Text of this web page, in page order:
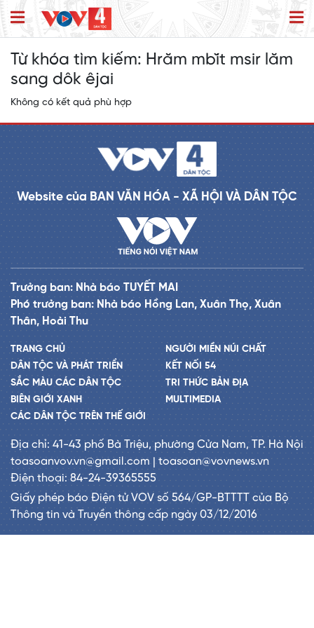
Từ khóa tìm kiếm: Hrăm mbĭt msir lăm
sang dôk êjai
Không có kết quả phù hợp
Website của BAN VĂN HÓA - XÃ HỘI VÀ DÂN TỘC
Trưởng ban: Nhà báo TUYẾT MAI
Phó trưởng ban: Nhà báo Hồng Lan, Xuân Thọ, Xuân
Thân, Hoài Thu
TRANG CHỦ
DÂN TỘC VÀ PHÁT TRIỂN
SẮC MÀU CÁC DÂN TỘC
BIÊN GIỚI XANH
CÁC DÂN TỘC TRÊN THẾ GIỚI
NGƯỜI MIỀN NÚI CHẤT
KẾT NỐI 54
TRI THỨC BẢN ĐỊA
MULTIMEDIA
Địa chỉ: 41-43 phố Bà Triệu, phường Cửa Nam, TP. Hà Nội
toasoanvov.vn@gmail.com | toasoan@vovnews.vn
Điện thoại: 84-24-39365555
Giấy phép báo Điện tử VOV số 564/GP-BTTTT của Bộ
Thông tin và Truyền thông cấp ngày 03/12/2016